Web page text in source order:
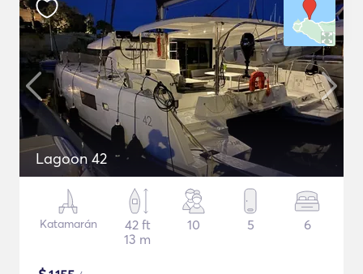
Lagoon 42
Katamarán
42 ft
13 m
10 5 6